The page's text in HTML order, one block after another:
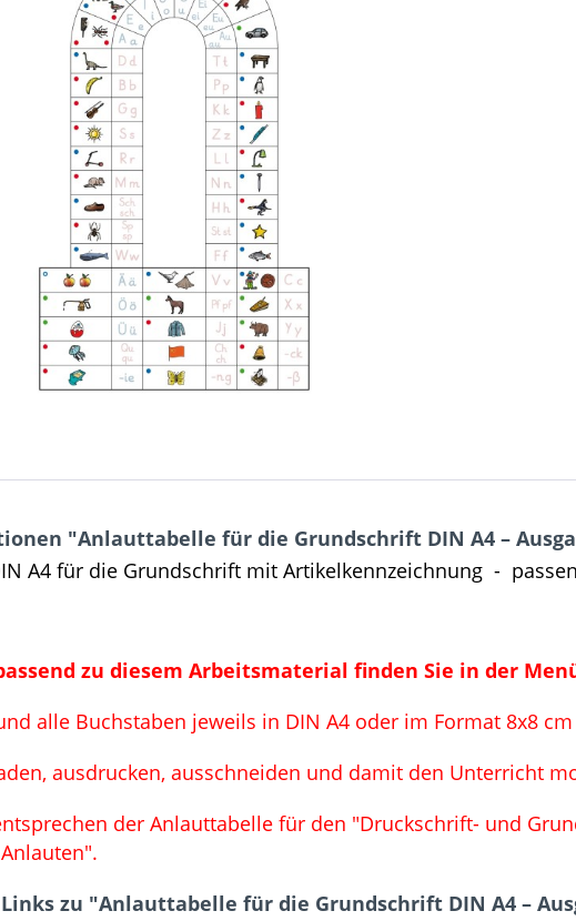
"Anlauttabelle für die Grundschrift DIN A4 –
A4 für die Grundschrift mit Artikelkennzeichnung -
zu diesem Arbeitsmaterial finden Sie in der
alle Buchstaben jeweils in DIN A4 oder im Format 8x8
ausdrucken, ausschneiden und damit den Unterricht
der Anlauttabelle für den "Druckschrift- und
zu "Anlauttabelle für die Grundschrift DIN A4 –